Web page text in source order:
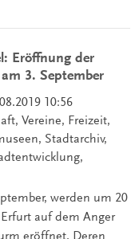
Eröffnung der
3. September
10:56
Vereine, Freizeit,
Stadtarchiv,
werden um 20
auf dem Anger
eröffnet. Deren